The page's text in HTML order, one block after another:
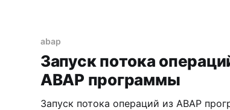
abap
Запуск потока
ABAP программы
Запуск потока операций из ABAP